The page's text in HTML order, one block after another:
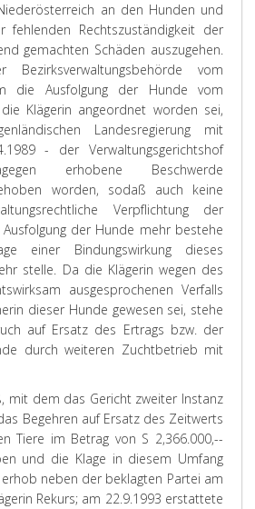
an den Hunden und
fehlenden Rechtszuständigkeit der
gemachten Schäden auszugehen.
vom
die Ausfolgung der Hunde vom
Klägerin angeordnet worden sei,
Landesregierung mit
- der Verwaltungsgerichtshof
erhobene Beschwerde
worden, sodaß auch keine
Verpflichtung der
der Hunde mehr bestehe
einer Bindungswirkung dieses
stelle. Da die Klägerin wegen des
ausgesprochenen Verfalls
dieser Hunde gewesen sei, stehe
auf Ersatz des Ertrags bzw. der
durch weiteren Zuchtbetrieb mit
mit dem das Gericht zweiter Instanz
Begehren auf Ersatz des Zeitwerts
Tiere im Betrag von S 2,366.000,--
und die Klage in diesem Umfang
neben der beklagten Partei am
Rekurs; am 22.9.1993 erstattete